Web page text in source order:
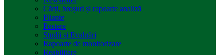
Cărți, broșuri și rapoarte analiză
Pliante
Postere
Studii și Evaluări
Rapoarte de monitorizare
Reabilitare